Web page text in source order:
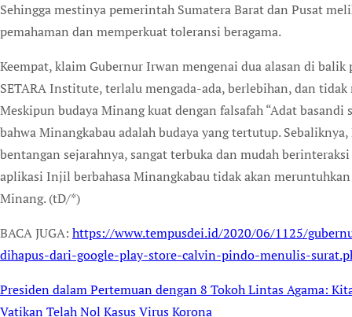
Sehingga mestinya pemerintah Sumatera Barat dan Pusat
pemahaman dan memperkuat toleransi beragama.
Keempat, klaim Gubernur Irwan mengenai dua alasan di
SETARA Institute, terlalu mengada-ada, berlebihan, dan
Meskipun budaya Minang kuat dengan falsafah “Adat
bahwa Minangkabau adalah budaya yang tertutup.
bentangan sejarahnya, sangat terbuka dan mudah
aplikasi Injil berbahasa Minangkabau tidak akan
Minang. (tD/*)
BACA JUGA: https://www.tempusdei.id/2020/06/1125/
dihapus-dari-google-play-store-calvin-pindo-menulis-
Post
Presiden dalam Pertemuan dengan 8 Tokoh Lintas Agama:
Vatikan Telah Nol Kasus Virus Korona